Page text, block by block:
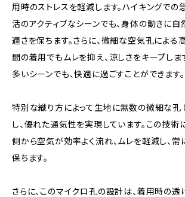
用時のストレスを軽減します。ハイキングでの
活のアクティブなシーンでも、身体の動きに自
適さを保ちます。さらに、微細な空気孔による
間の着用でもムレを抑え、涼しさをキープしま
多いシーンでも、快適に過ごすことができます。
特別な織り方によって生地に無数の微細な孔
し、優れた通気性を実現しています。この技術
側から空気が効率よく流れ、ムレを軽減し、
保ちます。
さらに、このマイクロ孔の設計は、着用時の